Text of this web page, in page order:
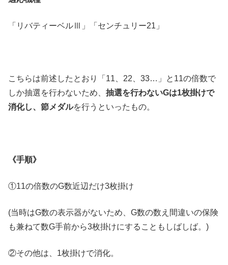
「リバティーベルⅢ」「センチュリー21」
こちらは前述したとおり「11、22、33…」と11の倍数で
しか抽選を行わないため、 抽選を行わないGは1枚掛けで
消化し、節メダルを行うといったもの。
《手順》
①11の倍数のG数近辺だけ3枚掛け
(当時はG数の表示器がないため、G数の数え間違いの保険
も兼ねて数G手前から3枚掛けにすることもしばしば。)
②その他は、1枚掛けで消化。